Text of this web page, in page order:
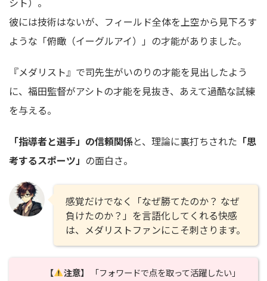
彼には技術はないが、フィールド全体を上空から見下ろす
ような「俯瞰（イーグルアイ）」の才能がありました。
『メダリスト』で司先生がいのりの才能を見出したよう
に、福田監督がアシトの才能を見抜き、あえて過酷な試練
を与える。
「指導者と選手」の信頼関係と、理論に裏打ちされた 「思
考するスポーツ」 の面白さ。
感覚だけでなく「なぜ勝てたのか？ なぜ
負けたのか？」を言語化してくれる快感
は、メダリストファンにこそ刺さります。
【 注意】
「フォワードで点を取って活躍したい」